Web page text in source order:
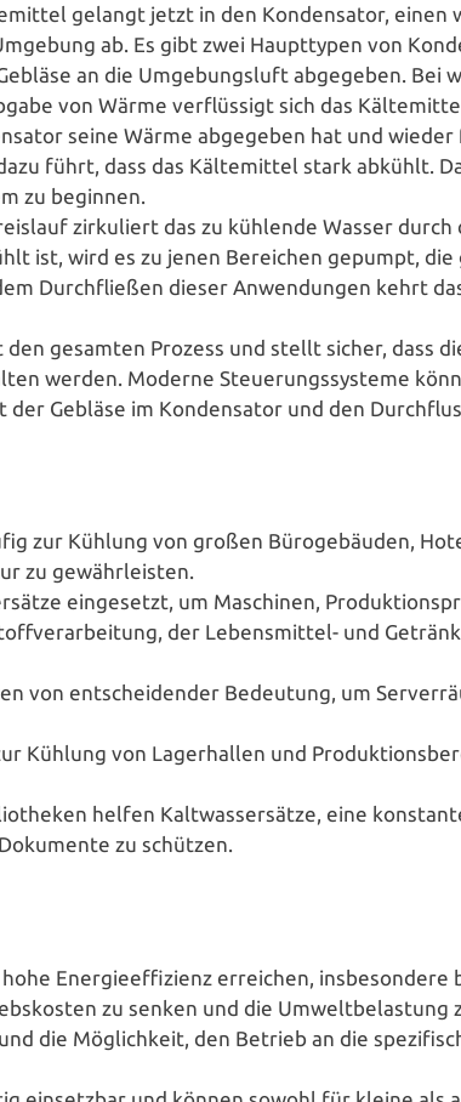
gelangt jetzt in den Kon­den­sa­tor, einen
ab. Es gibt zwei Haupt­ty­pen von
an die Umge­bungs­luft abgegeben. Bei
von Wärme ver­flüs­sigt sich das
seine Wärme abgegeben hat und
führt, dass das Käl­te­mit­tel stark abkühlt.
zu beginnen.
zir­ku­liert das zu kühlende Wasser
ist, wird es zu jenen Bereichen gepumpt,
Durch­flie­ßen dieser Anwen­dun­gen kehrt
gesamten Prozess und stellt sicher, dass
werden. Moderne Steue­rungs­sys­te­me
Gebläse im Kon­den­sa­tor und den
zur Kühlung von großen Büro­ge­bäu­den,
zu gewährleisten.
ein­ge­setzt, um Maschinen,
der Lebens­mit­tel- und
von ent­schei­den­der Bedeutung, um
Kühlung von Lager­hal­len und
helfen Kalt­was­ser­sät­ze, eine
zu schützen.
Ener­gie­ef­fi­zi­enz erreichen,
zu senken und die Umwelt­be­las­tung
die Mög­lich­keit, den Betrieb an die